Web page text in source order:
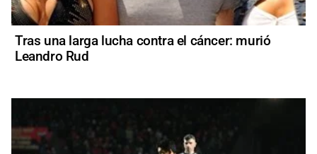
Tras una larga lucha contra el cáncer: murió
Leandro Rud